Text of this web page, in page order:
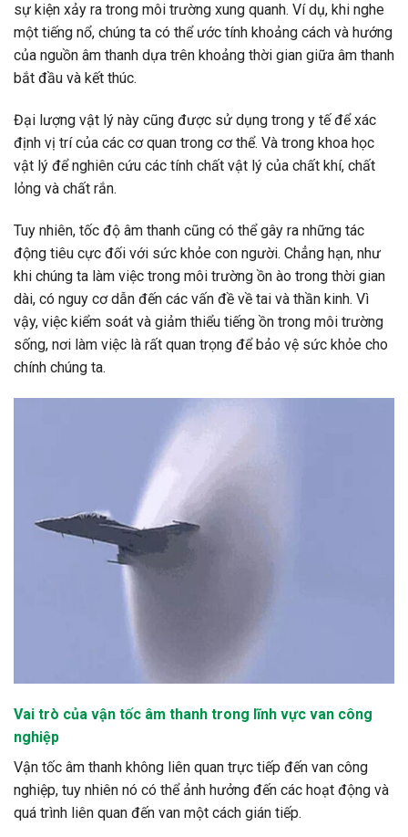
sự kiện xảy ra trong môi trường xung quanh. Ví dụ, khi nghe
một tiếng nổ, chúng ta có thể ước tính khoảng cách và hướng
của nguồn âm thanh dựa trên khoảng thời gian giữa âm thanh
bắt đầu và kết thúc.
Đại lượng vật lý này cũng được sử dụng trong y tế để xác
định vị trí của các cơ quan trong cơ thể. Và trong khoa học
vật lý để nghiên cứu các tính chất vật lý của chất khí, chất
lỏng và chất rắn.
Tuy nhiên, tốc độ âm thanh cũng có thể gây ra những tác
động tiêu cực đối với sức khỏe con người. Chẳng hạn, như
khi chúng ta làm việc trong môi trường ồn ào trong thời gian
dài, có nguy cơ dẫn đến các vấn đề về tai và thần kinh. Vì
vậy, việc kiểm soát và giảm thiểu tiếng ồn trong môi trường
sống, nơi làm việc là rất quan trọng để bảo vệ sức khỏe cho
chính chúng ta.
Vai trò của vận tốc âm thanh trong lĩnh vực van công
nghiệp
Vận tốc âm thanh không liên quan trực tiếp đến van công
nghiệp, tuy nhiên nó có thể ảnh hưởng đến các hoạt động và
quá trình liên quan đến van một cách gián tiếp.